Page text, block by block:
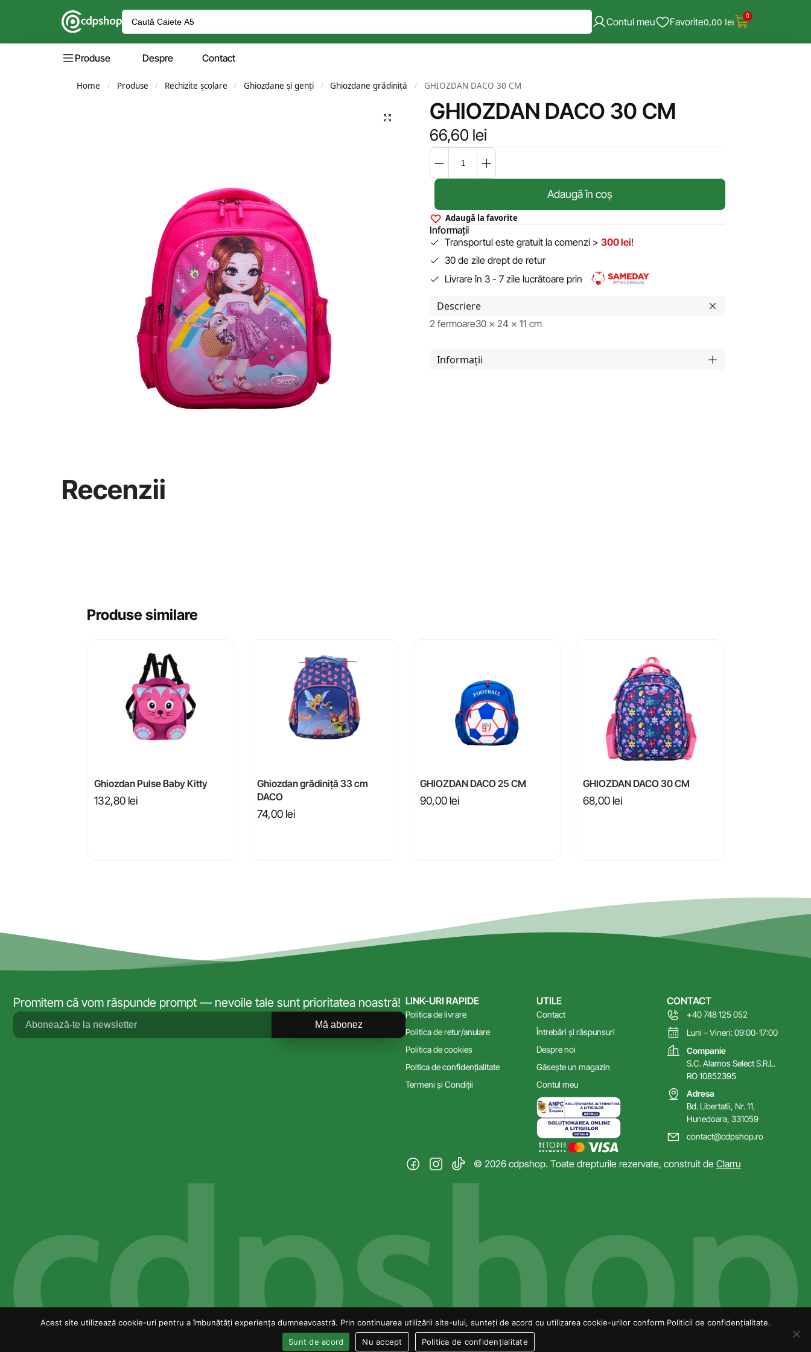
Contul meu Favorite0,00 lei 0
Produse Despre Contact
Home / Produse / Rechizite școlare / Ghiozdane și genți / Ghiozdane grădiniță / GHIOZDAN DACO 30 CM
GHIOZDAN DACO 30 CM
66,60 lei
Adaugă în coș
Adaugă la favorite
Informații
Transportul este gratuit la comenzi > 300 lei!
30 de zile drept de retur
Livrare în 3 - 7 zile lucrătoare prin
Descriere
2 fermoare30 x 24 x 11 cm
Informații
Recenzii
Produse similare
Ghiozdan Pulse Baby Kitty
132,80 lei
Ghiozdan grădiniță 33 cm
DACO
74,00 lei
GHIOZDAN DACO 25 CM
90,00 lei
GHIOZDAN DACO 30 CM
68,00 lei
Promitem că vom răspunde prompt — nevoile tale sunt prioritatea noastră!
Mă abonez
LINK-URI RAPIDE
Politica de livrare
Politica de retur/anulare
Politica de cookies
Poltica de confidențialitate
Termeni și Condiții
UTILE
Contact
Întrebări și răspunsuri
Despre noi
Găsește un magazin
Contul meu
CONTACT
+40 748 125 052
Luni – Vineri: 09:00-17:00
Companie
S.C. Alamos Select S.R.L.
RO 10852395
Adresa
Bd. Libertatii, Nr. 11,
Hunedoara, 331059
contact@cdpshop.ro
© 2026 cdpshop. Toate drepturile rezervate, construit de Clarru
Acest site utilizează cookie-uri pentru a îmbunătăți experiența dumneavoastră. Prin continuarea utilizării site-ului, sunteți de acord cu utilizarea cookie-urilor conform Politicii de confidențialitate.
Sunt de acord
Nu accept Politica de confidențialitate